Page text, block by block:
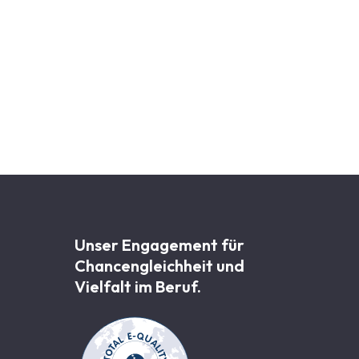
Unser Engagement für
Chancen­gleichheit und
Vielfalt im Beruf.